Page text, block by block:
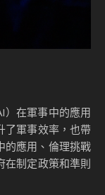
）在軍事中的應用
了軍事效率，也帶
的應用、倫理挑戰
在制定政策和準則